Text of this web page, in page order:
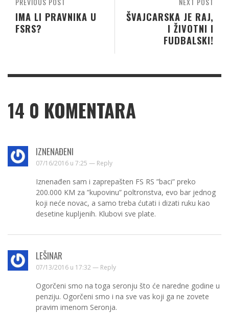
ŠVAJCARSKA JE RAJ,
I ŽIVOTNI I
FUDBALSKI!
IMA LI PRAVNIKA U
FSRS?
14 0 KOMENTARA
IZNENAĐENI
07/16/2016 u 7:25 — Reply
Iznenađen sam i zaprepašten FS RS ”baci” preko
200.000 KM za ”kupovinu” poltronstva, evo bar jednog
koji neće novac, a samo treba ćutati i dizati ruku kao
desetine kupljenih. Klubovi sve plate.
LEŠINAR
07/13/2016 u 17:32 — Reply
Ogorčeni smo na toga seronju što će naredne godine u
penziju. Ogorčeni smo i na sve vas koji ga ne zovete
pravim imenom Seronja.